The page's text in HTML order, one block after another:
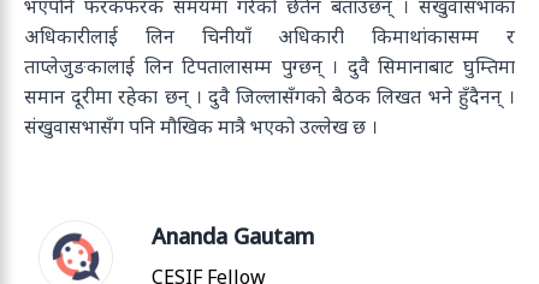
भएपनि फरकफरक समयमा गरेको छेतेन बताउँछन् । संखुवासभाका
अधिकारीलाई लिन चिनीयाँ अधिकारी किमाथांकासम्म र
ताप्लेजुङकालाई लिन टिपतालासम्म पुग्छन् । दुवै सिमानाबाट घुम्तिमा
समान दूरीमा रहेका छन् । दुवै जिल्लासँगको बैठक लिखत भने हुँदैनन् ।
संखुवासभासँग पनि मौखिक मात्रै भएको उल्लेख छ ।
Ananda Gautam
CESIF Fellow